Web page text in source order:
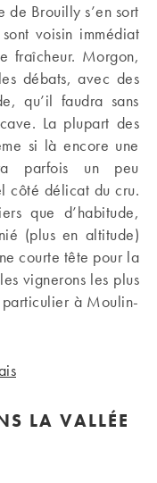
de Brouilly s’en sort
voisin immédiat
fraîcheur. Morgon,
débats, avec des
qu’il faudra sans
La plupart des
si là encore une
parfois un peu
côté délicat du cru.
que d’habitude,
(plus en altitude)
courte tête pour la
vignerons les plus
à Moulin-
LA VALLÉE